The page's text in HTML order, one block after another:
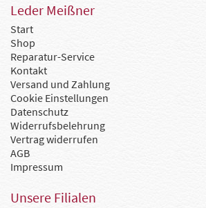
Leder Meißner
Start
Shop
Reparatur-Service
Kontakt
Versand und Zahlung
Cookie Einstellungen
Datenschutz
Widerrufsbelehrung
Vertrag widerrufen
AGB
Impressum
Unsere Filialen